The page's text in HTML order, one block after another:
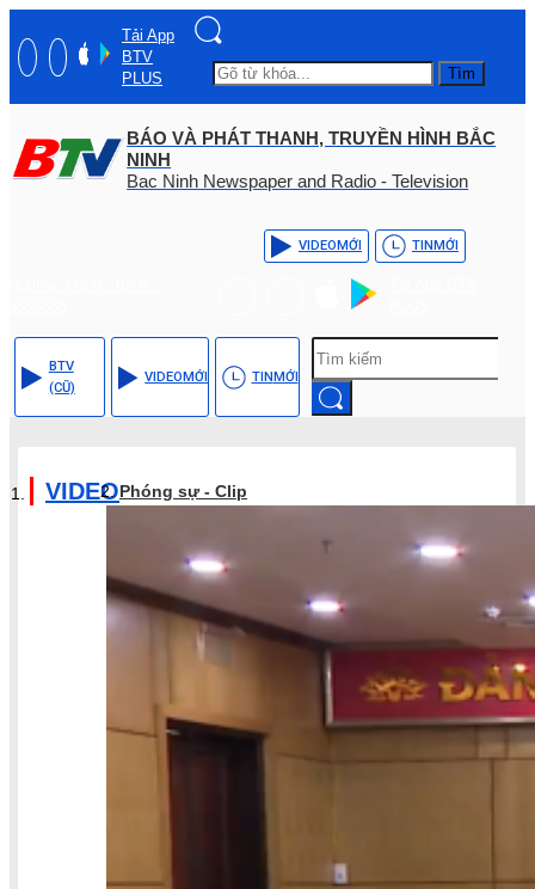
Tải App
BTV
PLUS
Tìm
BÁO VÀ PHÁT THANH, TRUYỀN HÌNH BẮC
NINH
Bac Ninh Newspaper and Radio - Television
VIDEOMỚI TINMỚI
BTV
(CŨ)
VIDEOMỚI TINMỚI
VIDEOPhóng sự - Clip